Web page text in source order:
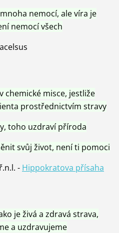
nemocí, ale víra je
nemocí všech
chemické misce, jestliže
prostřednictvím stravy
toho uzdraví příroda
svůj život, není ti pomoci
- Hippokratova přísaha
je živá a zdravá strava,
a uzdravujeme